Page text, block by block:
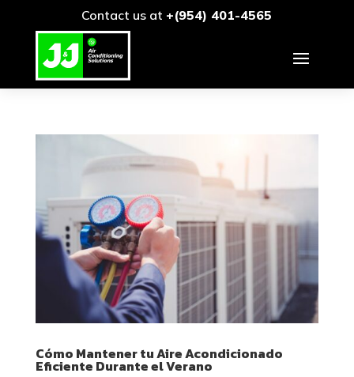
Contact us at +(954) 401-4565
Cómo Mantener tu Aire Acondicionado
Eficiente Durante el Verano